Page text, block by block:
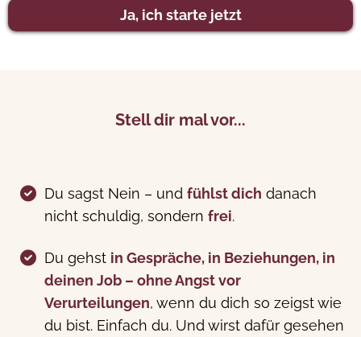
Ja, ich starte jetzt
Stell dir mal vor...
Du sagst Nein – und fühlst dich danach
nicht schuldig, sondern frei.
Du gehst in Gespräche, in Beziehungen, in
deinen Job – ohne Angst vor
Verurteilungen, wenn du dich so zeigst wie
du bist. Einfach du. Und wirst dafür gesehen